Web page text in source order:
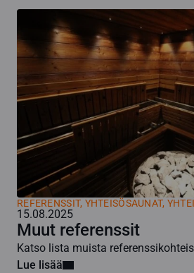
REFERENSSIT, YHTEISÖSAUNAT,
15.08.2025
Muut referenssit
Katso lista muista
Lue lisää